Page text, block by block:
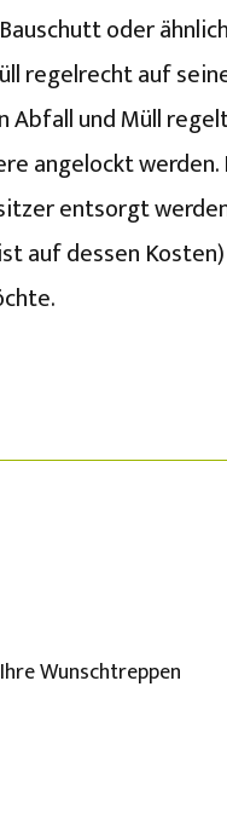
oder
regelrecht auf
und Müll
angelockt werden.
entsorgt
auf dessen
Wunschtreppen